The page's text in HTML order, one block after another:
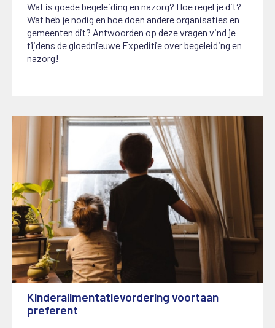
Wat is goede begeleiding en nazorg? Hoe regel je dit?
Wat heb je nodig en hoe doen andere organisaties en
gemeenten dit? Antwoorden op deze vragen vind je
tijdens de gloednieuwe Expeditie over begeleiding en
nazorg!
Kinderalimentatievordering voortaan
preferent